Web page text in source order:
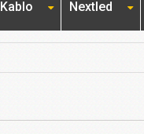
Kablo Nextled